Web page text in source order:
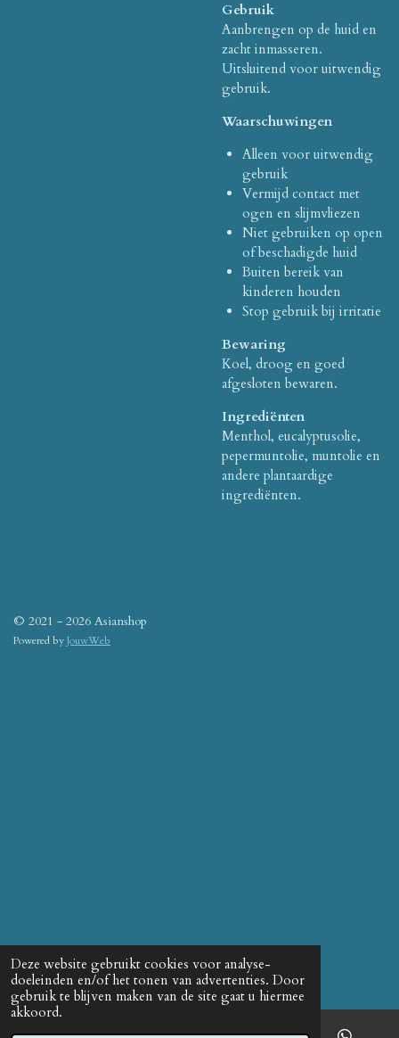
Deze website gebruikt cookies voor analyse-
doeleinden en/of het tonen van advertenties. Door
gebruik te blijven maken van de site gaat u hiermee
akkoord.
Gebruik
Aanbrengen op de huid en
zacht inmasseren.
Uitsluitend voor uitwendig
gebruik.
Waarschuwingen
Alleen voor uitwendig
gebruik
Vermijd contact met
ogen en slijmvliezen
Niet gebruiken op open
of beschadigde huid
Buiten bereik van
kinderen houden
Stop gebruik bij irritatie
Bewaring
Koel, droog en goed
afgesloten bewaren.
Ingrediënten
Menthol, eucalyptusolie,
pepermuntolie, muntolie en
andere plantaardige
ingrediënten.
© 2021 - 2026 Asianshop
Powered byJouwWeb